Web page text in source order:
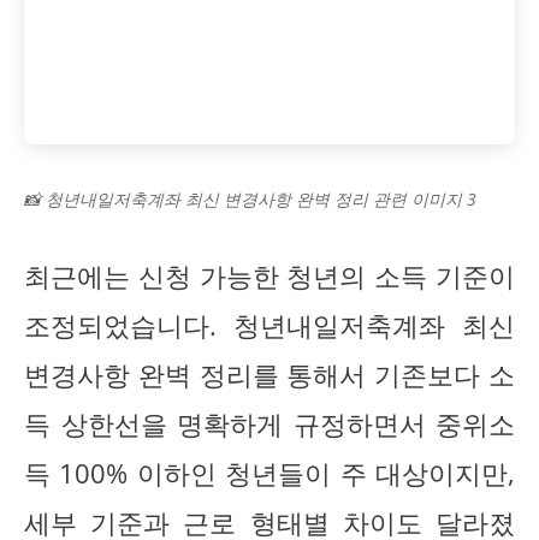
📸 청년내일저축계좌 최신 변경사항 완벽 정리 관련 이미지 3
최근에는 신청 가능한 청년의 소득 기준이
조정되었습니다. 청년내일저축계좌 최신
변경사항 완벽 정리를 통해서 기존보다 소
득 상한선을 명확하게 규정하면서 중위소
득 100% 이하인 청년들이 주 대상이지만,
세부 기준과 근로 형태별 차이도 달라졌